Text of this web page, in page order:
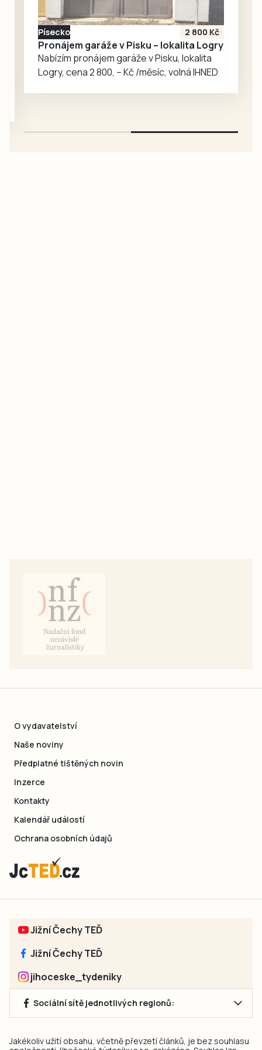
aby získal
nezávislé ocenění
klubu a jeho…
Písecko 2 800 Kč
Pronájem garáže v Pisku – lokalita Logry
Nabízím pronájem garáže v Pisku, lokalita
Logry, cena 2 800, – Kč /měsíc, volná IHNED
O vydavatelství
Naše noviny
Předplatné tištěných novin
Inzerce
Kontakty
Kalendář událostí
Ochrana osobních údajů
Jižní Čechy TEĎ
Jižní Čechy TEĎ
jihoceske_tydeniky
Sociální sítě jednotlivých regionů:
Jakékoliv užití obsahu, včetně převzetí článků, je bez souhlasu